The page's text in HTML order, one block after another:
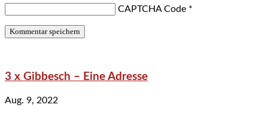
CAPTCHA Code *
3 x Gibbesch – Eine Adresse
Aug. 9, 2022